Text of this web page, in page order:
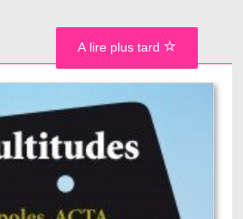
A lire plus tard